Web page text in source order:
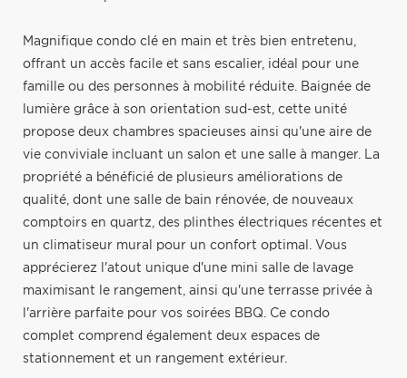
Magnifique condo clé en main et très bien entretenu,
offrant un accès facile et sans escalier, idéal pour une
famille ou des personnes à mobilité réduite. Baignée de
lumière grâce à son orientation sud-est, cette unité
propose deux chambres spacieuses ainsi qu'une aire de
vie conviviale incluant un salon et une salle à manger. La
propriété a bénéficié de plusieurs améliorations de
qualité, dont une salle de bain rénovée, de nouveaux
comptoirs en quartz, des plinthes électriques récentes et
un climatiseur mural pour un confort optimal. Vous
apprécierez l'atout unique d'une mini salle de lavage
maximisant le rangement, ainsi qu'une terrasse privée à
l'arrière parfaite pour vos soirées BBQ. Ce condo
complet comprend également deux espaces de
stationnement et un rangement extérieur.